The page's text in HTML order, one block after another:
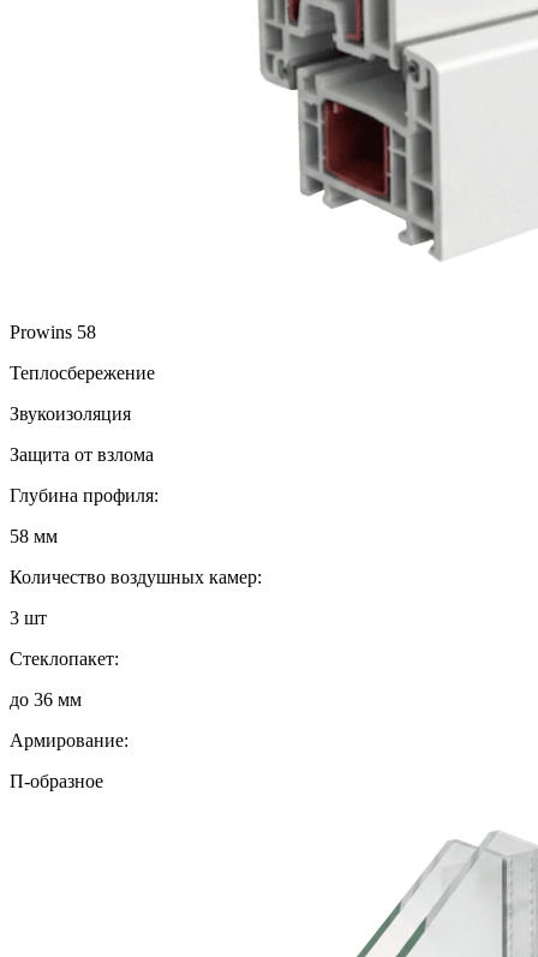
Prowins 58
Теплосбережение
Звукоизоляция
Защита от взлома
Глубина профиля:
58 мм
Количество воздушных камер:
3 шт
Стеклопакет:
до 36 мм
Армирование:
П-образное